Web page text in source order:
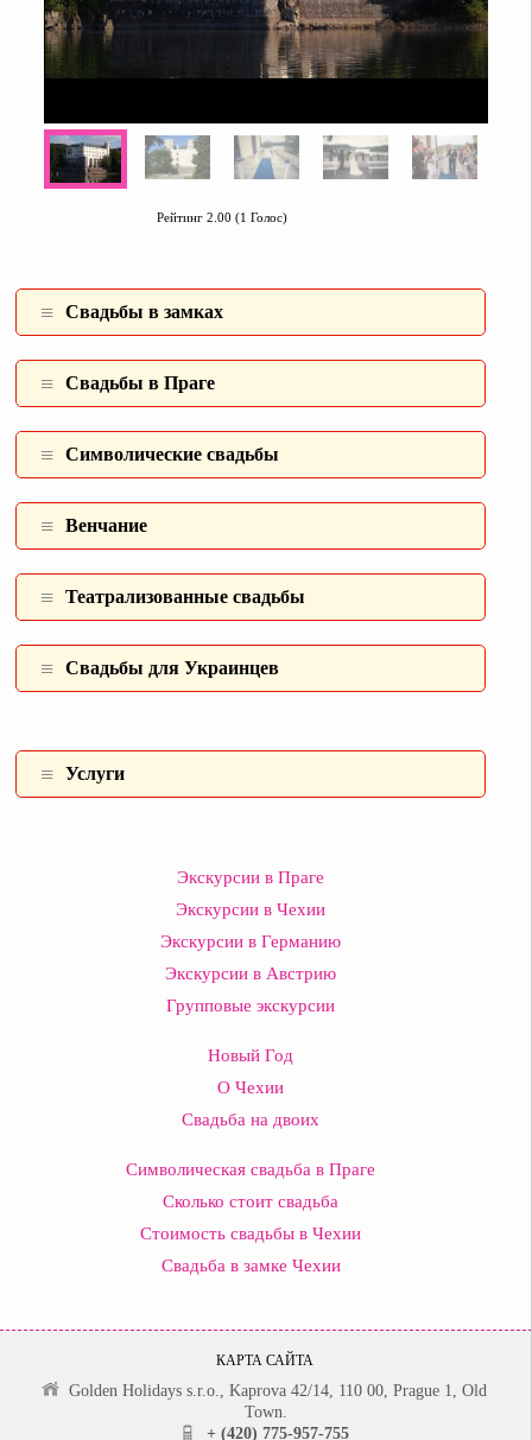
Рейтинг 2.00 (1 Голос)
Свадьбы в замках
Свадьбы в Праге
Символические свадьбы
Венчание
Театрализованные свадьбы
Свадьбы для Украинцев
Услуги
Экскурсии в Праге
Экскурсии в Чехии
Экскурсии в Германию
Экскурсии в Австрию
Групповые экскурсии
Новый Год
О Чехии
Свадьба на двоих
Символическая свадьба в Праге
Сколько стоит свадьба
Стоимость свадьбы в Чехии
Свадьба в замке Чехии
КАРТА САЙТА
Golden Holidays s.r.o., Kaprova 42/14, 110 00, Prague 1, Old
Town.
+ (420) 775-957-755